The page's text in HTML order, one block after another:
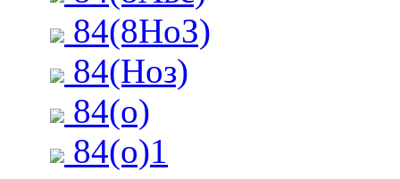
84(8НоЗ)
84(Ноз)
84(о)
84(о)1